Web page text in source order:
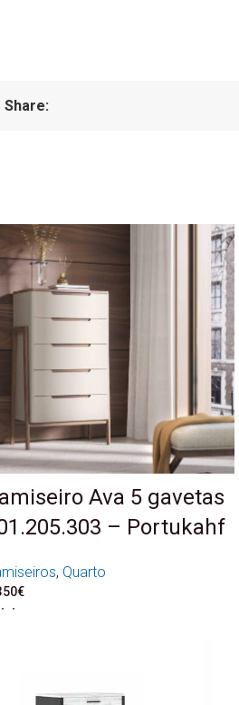
Share:
Ava 5 gavetas
– Portukahf
, Quarto
€